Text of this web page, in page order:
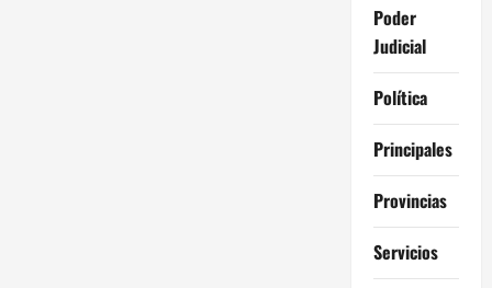
Poder
Judicial
Política
Principales
Provincias
Servicios